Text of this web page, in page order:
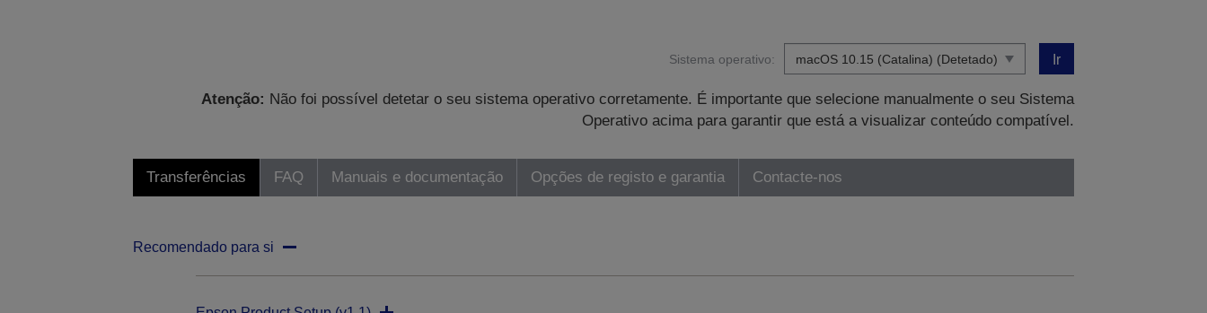
Sistema operativo: Ir
Atenção: Não foi possível detetar o seu sistema operativo corretamente. É importante que selecione manualmente o seu Sistema
Operativo acima para garantir que está a visualizar conteúdo compatível.
Transferências FAQ Manuais e documentação Opções de registo e garantia Contacte-nos
Recomendado para si